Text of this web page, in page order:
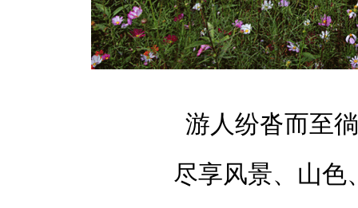
游人纷沓而至
尽享风景、山色